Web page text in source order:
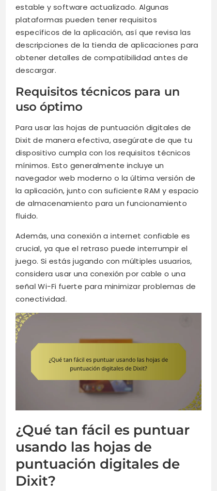
estable y software actualizado. Algunas
plataformas pueden tener requisitos
específicos de la aplicación, así que revisa las
descripciones de la tienda de aplicaciones para
obtener detalles de compatibilidad antes de
descargar.
Requisitos técnicos para un
uso óptimo
Para usar las hojas de puntuación digitales de
Dixit de manera efectiva, asegúrate de que tu
dispositivo cumpla con los requisitos técnicos
mínimos. Esto generalmente incluye un
navegador web moderno o la última versión de
la aplicación, junto con suficiente RAM y espacio
de almacenamiento para un funcionamiento
fluido.
Además, una conexión a internet confiable es
crucial, ya que el retraso puede interrumpir el
juego. Si estás jugando con múltiples usuarios,
considera usar una conexión por cable o una
señal Wi-Fi fuerte para minimizar problemas de
conectividad.
¿Qué tan fácil es puntuar
usando las hojas de
puntuación digitales de
Dixit?